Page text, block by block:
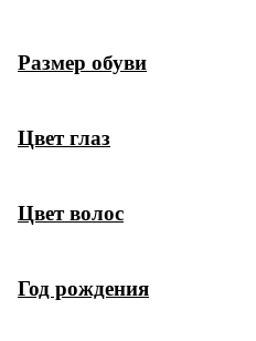
Размер обуви
Цвет глаз
Цвет волос
Год рождения